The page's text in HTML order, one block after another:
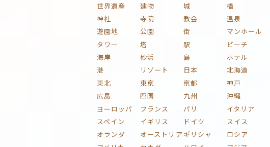
世界遺産
建物 城
橋
神社
寺院 教会
温泉
遊園地
公園 街
マンホール
タワー
塔 駅
ビーチ
海岸
砂浜 島
ホテル
港
リゾート 日本
北海道
東北
東京 京都
神戸
広島
四国 九州
沖縄
ヨーロッパ
フランス パリ
イタリア
スペイン
イギリス ドイツ
スイス
オランダ
オーストリア ギリシャ
ロシア